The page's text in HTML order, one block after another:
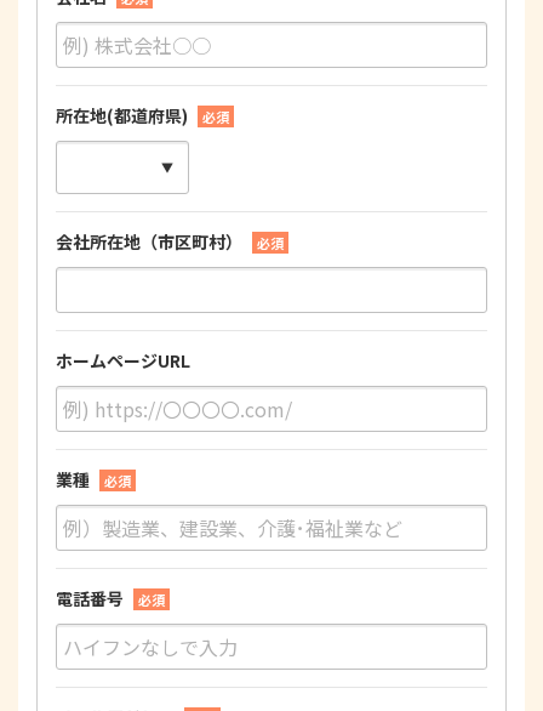
所在地(都道府県) 必須
会社所在地（市区町村） 必須
ホームページURL
業種 必須
電話番号 必須